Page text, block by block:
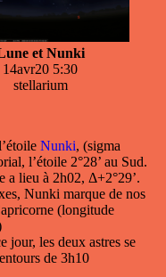
et Nunki
14avr20 5:30
stellarium
Nunki, (sigma
l’étoile 2°28’ au Sud.
a lieu à 2h02, Δ+2°29’.
Nunki marque de nos
(longitude
jour, les deux astres se
de 3h10